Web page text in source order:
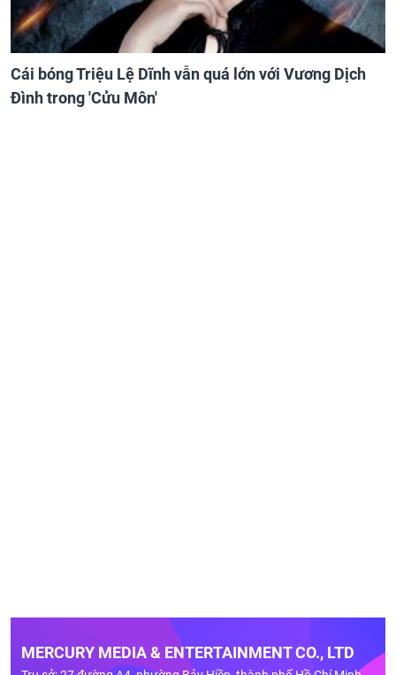
Cái bóng Triệu Lệ Dĩnh vẫn quá lớn với Vương Dịch
Đình trong 'Cửu Môn'
MERCURY MEDIA & ENTERTAINMENT CO., LTD